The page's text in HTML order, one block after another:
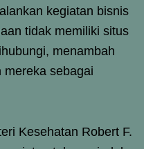
kegiatan bisnis
tidak memiliki situs
menambah
mereka sebagai
Kesehatan Robert F.